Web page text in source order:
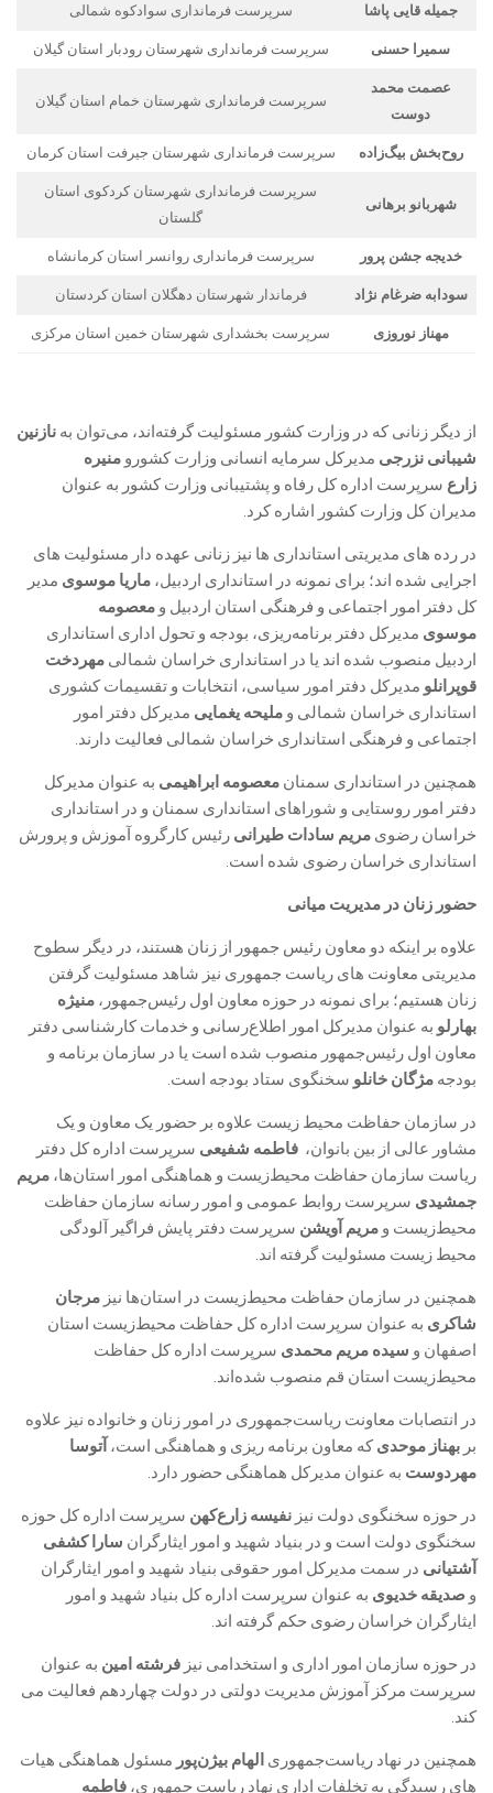
جمیله قایی پاشا سرپرست فرمانداری سوادکوه شمالی
سمیرا حسنی سرپرست فرمانداری شهرستان رودبار استان‌ گیلان
عصمت محمد
دوست
سرپرست فرمانداری شهرستان خمام استان گیلان
روح‌بخش بیگ‌زاده سرپرست فرمانداری شهرستان جیرفت استان کرمان
شهربانو برهانی
سرپرست فرمانداری شهرستان کردکوی استان
گلستان
خدیجه جشن پرور سرپرست فرمانداری روانسر استان کرمانشاه
سودابه ضرغام نژاد فرماندار شهرستان دهگلان استان‌ کردستان
مهناز نوروزی سرپرست بخشداری شهرستان خمین استان مرکزی
از دیگر زنانی که در وزارت کشور مسئولیت گرفته‌اند، می‌توان به نازنین
شیبانی نزرجی مدیرکل سرمایه انسانی وزارت کشورو منیره
زارع سرپرست اداره کل رفاه و پشتیبانی وزارت کشور به عنوان
مدیران کل وزارت کشور اشاره کرد.
در رده های مدیریتی استانداری ها نیز زنانی عهده دار مسئولیت های
اجرایی شده اند؛ برای نمونه در استانداری اردبیل، ماریا موسوی مدیر
کل دفتر امور اجتماعی و فرهنگی استان اردبیل و معصومه
موسوی مدیرکل دفتر برنامه‌ریزی، بودجه و تحول اداری استانداری
اردبیل منصوب شده اند یا در استانداری خراسان شمالی مهردخت
قوپرانلو مدیرکل دفتر امور سیاسی، انتخابات و تقسیمات کشوری
استانداری خراسان شمالی و ملیحه یغمایی مدیرکل دفتر امور
اجتماعی و فرهنگی استانداری خراسان شمالی فعالیت دارند.
همچنین در استانداری سمنان معصومه ابراهیمی به عنوان مدیرکل
دفتر امور روستایی و شوراهای استانداری سمنان و در استانداری
خراسان رضوی مریم سادات طیرانی رئیس کارگروه آموزش و پرورش
استانداری خراسان رضوی شده است.
حضور زنان در مدیریت میانی
علاوه بر اینکه دو معاون رئیس جمهور از زنان هستند، در دیگر سطوح
مدیریتی معاونت های ریاست جمهوری نیز شاهد مسئولیت گرفتن
زنان هستیم؛ برای نمونه در حوزه معاون اول رئیس‌جمهور، منیژه
بهارلو به عنوان مدیرکل امور اطلاع‌رسانی و خدمات کارشناسی دفتر
معاون اول رئیس‌جمهور منصوب شده است یا در سازمان برنامه و
بودجه مژگان خانلو سخنگوی ستاد بودجه است.
در سازمان حفاظت محیط زیست علاوه بر حضور یک معاون و یک
مشاور عالی از بین بانوان، ‌ فاطمه شفیعی سرپرست اداره کل دفتر
ریاست سازمان حفاظت محیط‌زیست و هماهنگی امور استان‌ها، مریم
جمشیدی سرپرست روابط عمومی و امور رسانه سازمان حفاظت
محیط‌زیست و مریم آویشن سرپرست دفتر پایش فراگیر آلودگی
محیط زیست مسئولیت گرفته اند.
همچنین در سازمان حفاظت محیط‌زیست در استان‌ها نیز مرجان
شاکری به عنوان سرپرست اداره کل حفاظت محیط‌زیست استان
اصفهان و سیده مریم محمدی سرپرست اداره کل حفاظت
محیط‌زیست استان قم منصوب شده‌اند.
در انتصابات معاونت ریاست‌جمهوری در امور زنان و خانواده نیز علاوه
بر بهناز موحدی که معاون برنامه ریزی و هماهنگی است، آتوسا
مهردوست به عنوان مدیرکل هماهنگی حضور دارد.
در حوزه سخنگوی دولت نیز نفیسه زارع‌کهن سرپرست اداره کل حوزه
سخنگوی دولت است و در بنیاد شهید و امور ایثارگران سارا کشفی
آشتیانی در سمت مدیرکل امور حقوقی بنیاد شهید و امور ایثارگران
و صدیقه خدیوی به عنوان سرپرست اداره کل بنیاد شهید و امور
ایثارگران خراسان رضوی حکم گرفته اند.
در حوزه سازمان امور اداری و استخدامی نیز فرشته امین به عنوان
سرپرست مرکز آموزش مدیریت دولتی در دولت چهاردهم فعالیت می
کند.
همچنین در نهاد ریاست‌جمهوری الهام بیژن‌پور مسئول هماهنگی هیات
های رسیدگی به تخلفات اداری نهاد ریاست جمهوری، فاطمه